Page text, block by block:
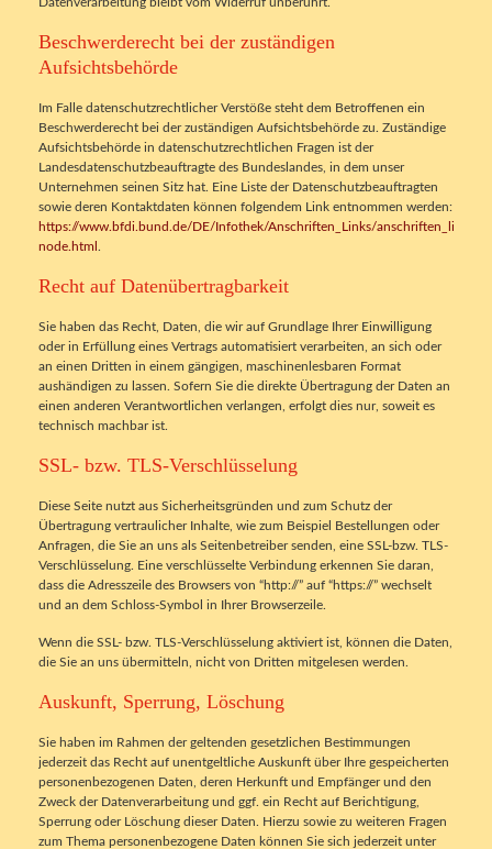
Beschwerderecht bei der zuständigen
Aufsichtsbehörde
Im Falle datenschutzrechtlicher Verstöße steht dem Betroffenen ein
Beschwerderecht bei der zuständigen Aufsichtsbehörde zu. Zuständige
Aufsichtsbehörde in datenschutzrechtlichen Fragen ist der
Landesdatenschutzbeauftragte des Bundeslandes, in dem unser
Unternehmen seinen Sitz hat. Eine Liste der Datenschutzbeauftragten
sowie deren Kontaktdaten können folgendem Link entnommen werden:
https://www.bfdi.bund.de/DE/Infothek/Anschriften_Links/anschriften_links-
node.html
Recht auf Datenübertragbarkeit
Sie haben das Recht, Daten, die wir auf Grundlage Ihrer Einwilligung
oder in Erfüllung eines Vertrags automatisiert verarbeiten, an sich oder
an einen Dritten in einem gängigen, maschinenlesbaren Format
aushändigen zu lassen. Sofern Sie die direkte Übertragung der Daten an
einen anderen Verantwortlichen verlangen, erfolgt dies nur, soweit es
technisch machbar ist.
SSL- bzw. TLS-Verschlüsselung
Diese Seite nutzt aus Sicherheitsgründen und zum Schutz der
Übertragung vertraulicher Inhalte, wie zum Beispiel Bestellungen oder
Anfragen, die Sie an uns als Seitenbetreiber senden, eine SSL-bzw. TLS-
Verschlüsselung. Eine verschlüsselte Verbindung erkennen Sie daran,
dass die Adresszeile des Browsers von “http://” auf “https://” wechselt
und an dem Schloss-Symbol in Ihrer Browserzeile.
Wenn die SSL- bzw. TLS-Verschlüsselung aktiviert ist, können die Daten,
die Sie an uns übermitteln, nicht von Dritten mitgelesen werden.
Auskunft, Sperrung, Löschung
Sie haben im Rahmen der geltenden gesetzlichen Bestimmungen
jederzeit das Recht auf unentgeltliche Auskunft über Ihre gespeicherten
personenbezogenen Daten, deren Herkunft und Empfänger und den
Zweck der Datenverarbeitung und ggf. ein Recht auf Berichtigung,
Sperrung oder Löschung dieser Daten. Hierzu sowie zu weiteren Fragen
zum Thema personenbezogene Daten können Sie sich jederzeit unter